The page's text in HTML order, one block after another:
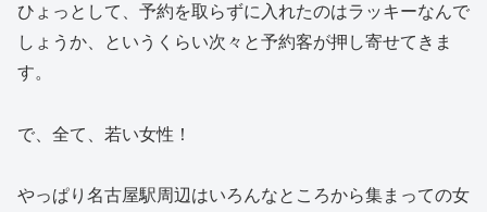
ひょっとして、予約を取らずに入れたのはラッキーなんで
しょうか、というくらい次々と予約客が押し寄せてきま
す。
で、全て、若い女性！
やっぱり名古屋駅周辺はいろんなところから集まっての女